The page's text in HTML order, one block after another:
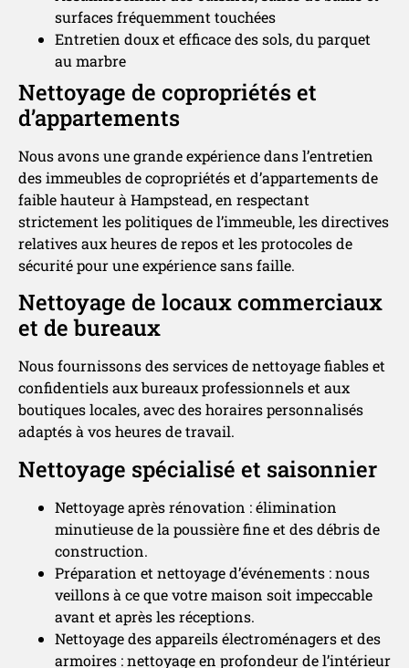
surfaces fréquemment touchées
Entretien doux et efficace des sols, du parquet
au marbre
Nettoyage de copropriétés et
d’appartements
Nous avons une grande expérience dans l’entretien
des immeubles de copropriétés et d’appartements de
faible hauteur à Hampstead, en respectant
strictement les politiques de l’immeuble, les directives
relatives aux heures de repos et les protocoles de
sécurité pour une expérience sans faille.
Nettoyage de locaux commerciaux
et de bureaux
Nous fournissons des services de nettoyage fiables et
confidentiels aux bureaux professionnels et aux
boutiques locales, avec des horaires personnalisés
adaptés à vos heures de travail.
Nettoyage spécialisé et saisonnier
Nettoyage après rénovation : élimination
minutieuse de la poussière fine et des débris de
construction.
Préparation et nettoyage d’événements : nous
veillons à ce que votre maison soit impeccable
avant et après les réceptions.
Nettoyage des appareils électroménagers et des
armoires : nettoyage en profondeur de l’intérieur